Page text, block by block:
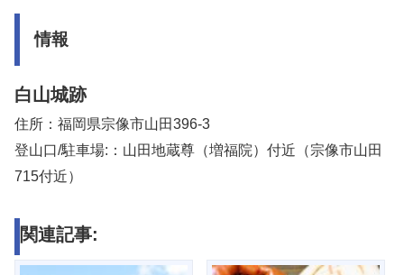
情報
白山城跡
住所：福岡県宗像市山田396-3
登山口/駐車場:：山田地蔵尊（増福院）付近（宗像市山田
715付近）
関連記事: